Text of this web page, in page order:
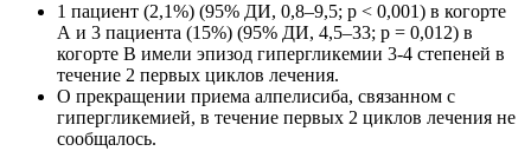
1 пациент (2,1%) (95% ДИ, 0,8–9,5; p < 0,001) в когорте
А и 3 пациента (15%) (95% ДИ, 4,5–33; p = 0,012) в
когорте B имели эпизод гипергликемии 3-4 степеней в
течение 2 первых циклов лечения.
О прекращении приема алпелисиба, связанном с
гипергликемией, в течение первых 2 циклов лечения не
сообщалось.